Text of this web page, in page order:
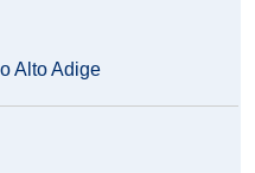
Alto Adige